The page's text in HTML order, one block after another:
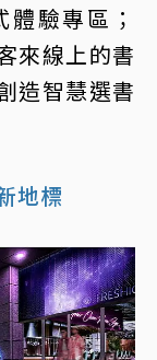
驗專區；
來線上的書
造智慧選書
地標